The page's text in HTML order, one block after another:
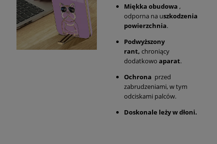
Miękka obudowa ,
odporna na uszkodzenia
powierzchnia.
Podwyższony
rant, chroniący
dodatkowo aparat.
Ochrona przed
zabrudzeniami, w tym
odciskami palców.
Doskonale leży w dłoni.